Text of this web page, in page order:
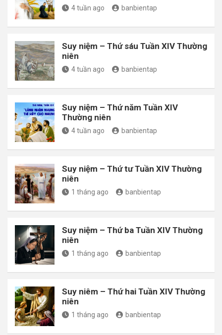
4 tuần ago banbientap
Suy niệm – Thứ sáu Tuần XIV Thường
niên
4 tuần ago banbientap
Suy niệm – Thứ năm Tuần XIV
Thường niên
4 tuần ago banbientap
Suy niệm – Thứ tư Tuần XIV Thường
niên
1 tháng ago banbientap
Suy niệm – Thứ ba Tuần XIV Thường
niên
1 tháng ago banbientap
Suy niêm – Thứ hai Tuần XIV Thường
niên
1 tháng ago banbientap